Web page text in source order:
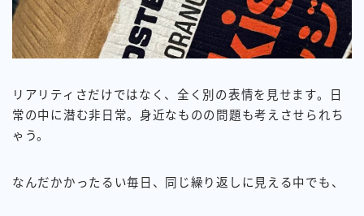
リアリティさだけではなく、全く別の表情を見せます。日
常の中に潜む非日常。身近なものの問題も考えさせられち
ゃう。
なんだかかったるい毎日、同じ繰り返しに見える中でも、